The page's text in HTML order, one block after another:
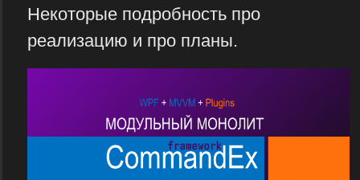
Некоторые подробность про
реализацию и про планы.